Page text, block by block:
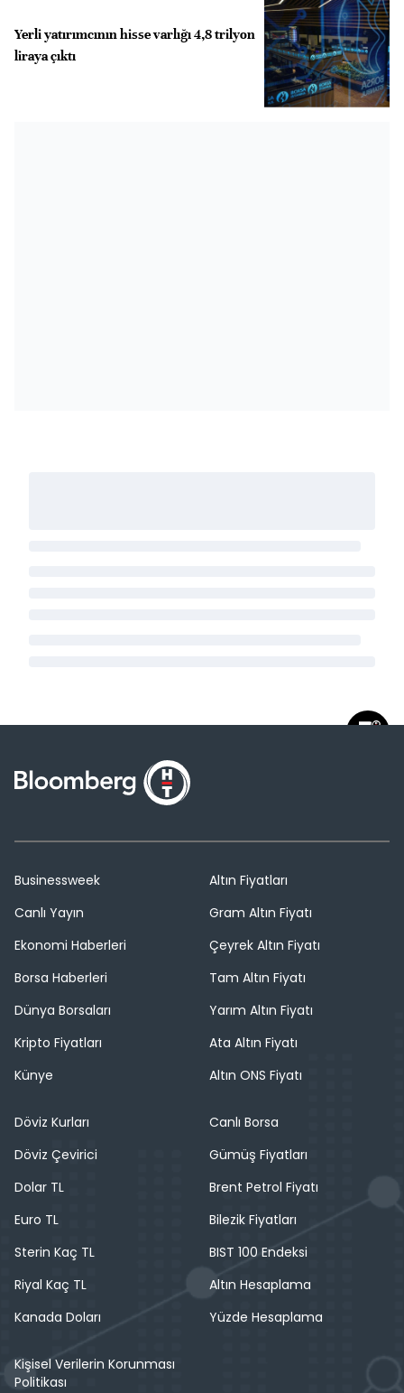
Yerli yatırımcının hisse varlığı 4,8 trilyon
liraya çıktı
Businessweek
Canlı Yayın
Ekonomi Haberleri
Borsa Haberleri
Dünya Borsaları
Kripto Fiyatları
Künye
Altın Fiyatları
Gram Altın Fiyatı
Çeyrek Altın Fiyatı
Tam Altın Fiyatı
Yarım Altın Fiyatı
Ata Altın Fiyatı
Altın ONS Fiyatı
Döviz Kurları
Döviz Çevirici
Dolar TL
Euro TL
Sterin Kaç TL
Riyal Kaç TL
Kanada Doları
Canlı Borsa
Gümüş Fiyatları
Brent Petrol Fiyatı
Bilezik Fiyatları
BIST 100 Endeksi
Altın Hesaplama
Yüzde Hesaplama
Kişisel Verilerin Korunması
Politikası